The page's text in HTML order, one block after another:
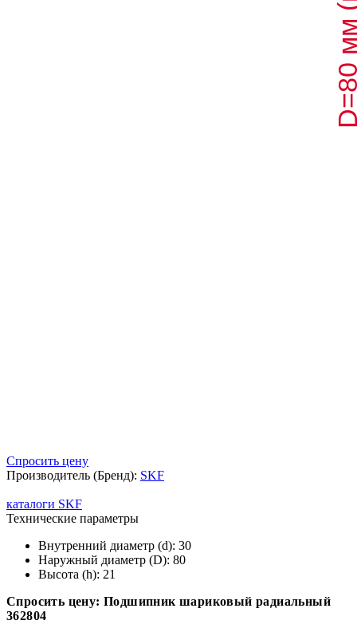
Спросить цену
Производитель (Бренд): SKF
каталоги SKF
Технические параметры
Внутренний диаметр (d): 30
Наружный диаметр (D): 80
Высота (h): 21
Спросить цену: Подшипник шариковый радиальный
362804